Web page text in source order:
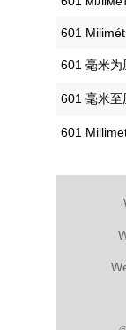
‎601
‎601 毫米为
‎601 毫米至
‎601